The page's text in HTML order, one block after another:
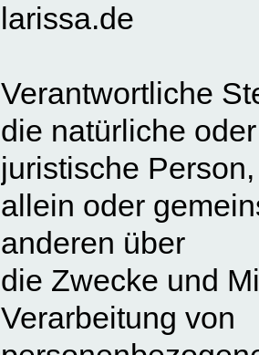
larissa.de
Verantwortliche
die natürliche oder
juristische
allein oder
anderen über
die Zwecke und
Verarbeitung von